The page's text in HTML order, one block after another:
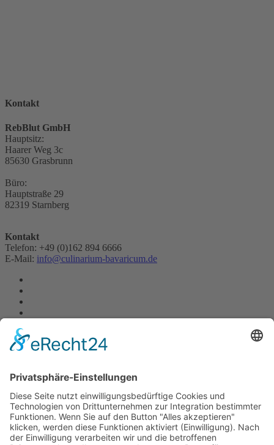
Kontakt
RebBlut GmbH
Hauptsitz:
Haarer Weg 3c
85630 Grasbrunn
Büro:
Hauptstraße 29
82319 Starnberg
Kontakt
Telefon: +49 (0)162 894 6666
E-Mail: info@culinarium-bavaricum.de
Quick Links
Impressum
AGB
Datenschutzerklärung
Widerrufserklärung
Sitemap
CheckIn
Gewinnspiele Teilnahmebedingungen